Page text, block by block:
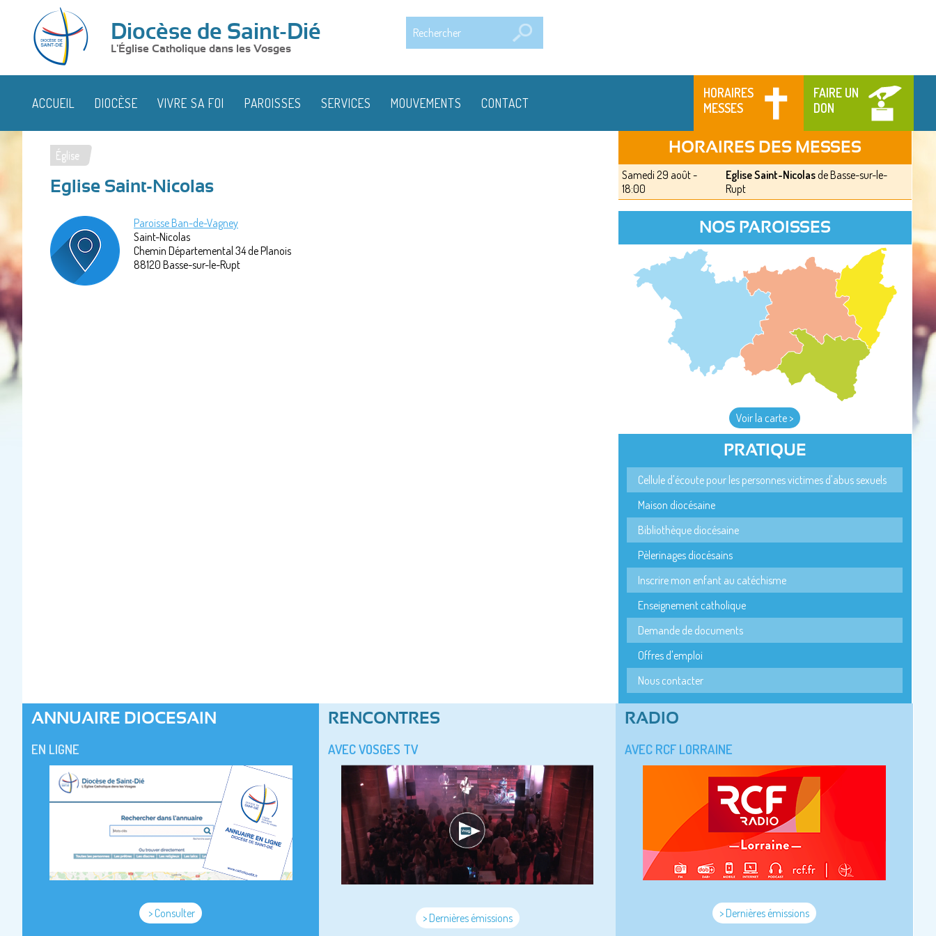
Diocèse de Saint-Dié
L'Église Catholique dans les Vosges
HORAIRES
MESSES
FAIRE UN
DON
ACCUEIL DIOCÈSE VIVRE SA FOI PAROISSES SERVICES MOUVEMENTS CONTACT
Vous
êtes
ici
Église
Eglise Saint-Nicolas
Paroisse Ban-de-Vagney
Saint-Nicolas
Chemin Départemental 34 de Planois
88120 Basse-sur-le-Rupt
HORAIRES DES MESSES
Samedi 29 août -
18:00
Eglise Saint-Nicolasde Basse-sur-le-
Rupt
NOS PAROISSES
Voir la carte >
PRATIQUE
Cellule d'écoute pour les personnes victimes d'abus sexuels
Maison diocésaine
Bibliothèque diocésaine
Pèlerinages diocésains
Inscrire mon enfant au catéchisme
Enseignement catholique
Demande de documents
Offres d'emploi
Nous contacter
ANNUAIRE DIOCESAIN
EN LIGNE
> Consulter
RENCONTRES
AVEC VOSGES TV
> Dernières émissions
RADIO
AVEC RCF LORRAINE
> Dernières émissions